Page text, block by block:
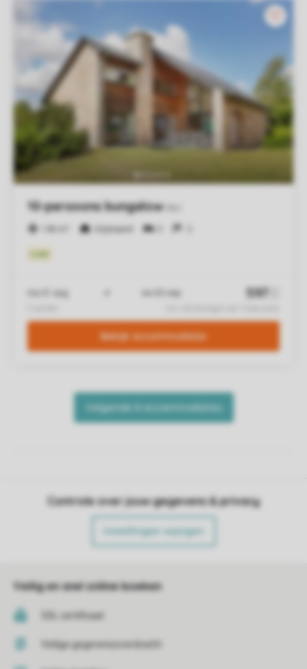
Controle over jouw gegevens & privacy
Instellingen wijzigen
Veilig en snel online boeken
SSL certificaat
Veilige gegevensoverdracht